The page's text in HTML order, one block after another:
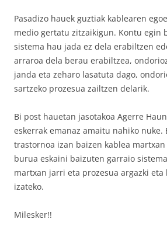
Pasadizo hauek guztiak kablearen
medio gertatu zitzaikigun. Kontu egin
sistema hau jada ez dela erabiltzen
arraroa dela berau erabiltzea,
janda eta zeharo lasatuta dago,
sartzeko prozesua zailtzen delarik.
Bi post hauetan jasotakoa Agerre
eskerrak emanaz amaitu nahiko nuke.
trastornoa izan baizen kablea
burua eskaini baizuten garraio
martxan jarri eta prozesua argazki eta
izateko.
Milesker!!